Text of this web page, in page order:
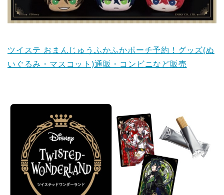
ツイステ おまんじゅうふかふかポーチ予約！グッズ(ぬ
いぐるみ・マスコット)通販・コンビニなど販売